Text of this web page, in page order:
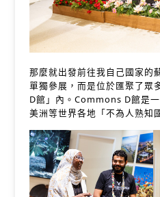
那麼就出發前往我自己國家的
單獨參展，而是位於匯聚了眾
D館」內。Commons D館是
美洲等世界各地「不為人熟知